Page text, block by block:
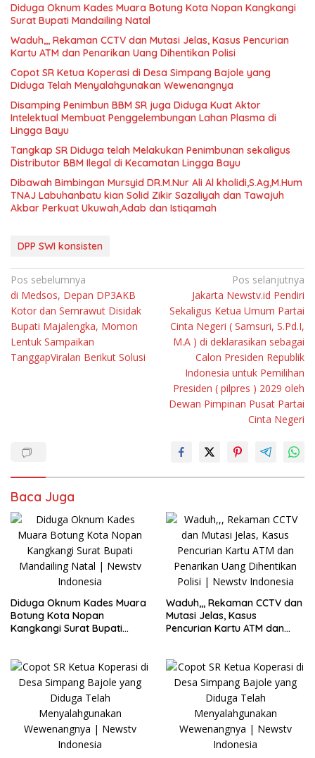
Diduga Oknum Kades Muara Botung Kota Nopan Kangkangi
Surat Bupati Mandailing Natal
Waduh,,, Rekaman CCTV dan Mutasi Jelas, Kasus Pencurian
Kartu ATM dan Penarikan Uang Dihentikan Polisi
Copot SR Ketua Koperasi di Desa Simpang Bajole yang
Diduga Telah Menyalahgunakan Wewenangnya
Disamping Penimbun BBM SR juga Diduga Kuat Aktor
Intelektual Membuat Penggelembungan Lahan Plasma di
Lingga Bayu
Tangkap SR Diduga telah Melakukan Penimbunan sekaligus
Distributor BBM Ilegal di Kecamatan Lingga Bayu
Dibawah Bimbingan Mursyid DR.M.Nur Ali Al kholidi,S.Ag,M.Hum
TNAJ Labuhanbatu kian Solid Zikir Sazaliyah dan Tawajuh
Akbar Perkuat Ukuwah,Adab dan Istiqamah
DPP SWI konsisten
Navigasi
pos
Pos sebelumnya
di Medsos, Depan DP3AKB
Kotor dan Semrawut Disidak
Bupati Majalengka, Momon
Lentuk Sampaikan
TanggapViralan Berikut Solusi
Pos selanjutnya
Jakarta Newstv.id Pendiri
Sekaligus Ketua Umum Partai
Cinta Negeri ( Samsuri, S.Pd.I,
M.A ) di deklarasikan sebagai
Calon Presiden Republik
Indonesia untuk Pemilihan
Presiden ( pilpres ) 2029 oleh
Dewan Pimpinan Pusat Partai
Cinta Negeri
Baca Juga
Diduga Oknum Kades Muara
Botung Kota Nopan
Kangkangi Surat Bupati
Waduh,,, Rekaman CCTV dan
Mutasi Jelas, Kasus
Pencurian Kartu ATM dan